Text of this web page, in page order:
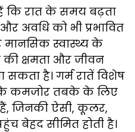
कि रात के समय बढ़ता
अवधि को भी प्रभावित
मानसिक स्वास्थ्य के
क्षमता और जीवन
सकता है। गर्म रातें विशेष
कमजोर तबके के लिए
हैं, जिनकी ऐसी, कूलर,
बेहद सीमित होती है।